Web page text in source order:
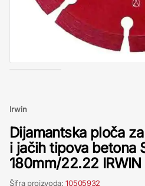
Irwin
Dijamantska ploča
i jačih tipova betona
180mm/22.22 IRWIN
Šifra proizvoda:10505932